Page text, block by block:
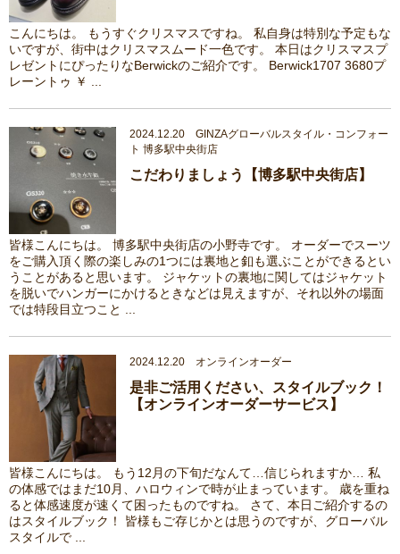
こんにちは。 もうすぐクリスマスですね。 私自身は特別な予定もな
いですが、街中はクリスマスムード一色です。 本日はクリスマスプ
レゼントにぴったりなBerwickのご紹介です。 Berwick1707 3680プ
レーントゥ ￥ ...
2024.12.20 GINZAグローバルスタイル・コンフォー
ト 博多駅中央街店
こだわりましょう【博多駅中央街店】
皆様こんにちは。 博多駅中央街店の小野寺です。 オーダーでスーツ
をご購入頂く際の楽しみの1つには裏地と釦も選ぶことができるとい
うことがあると思います。 ジャケットの裏地に関してはジャケット
を脱いでハンガーにかけるときなどは見えますが、それ以外の場面
では特段目立つこと ...
2024.12.20 オンラインオーダー
是非ご活用ください、スタイルブック！
【オンラインオーダーサービス】
皆様こんにちは。 もう12月の下旬だなんて…信じられますか… 私
の体感ではまだ10月、ハロウィンで時が止まっています。 歳を重ね
ると体感速度が速くて困ったものですね。 さて、本日ご紹介するの
はスタイルブック！ 皆様もご存じかとは思うのですが、グローバル
スタイルで ...